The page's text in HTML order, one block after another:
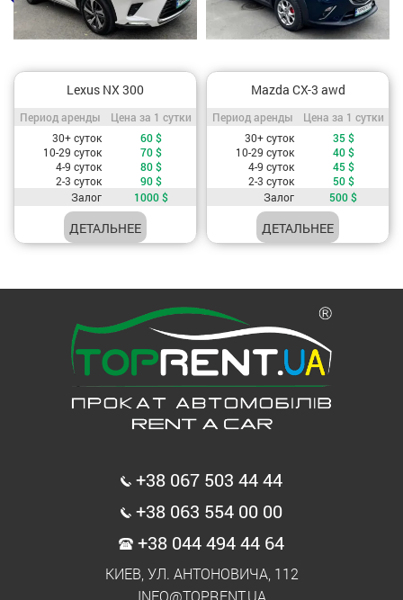
Lexus NX 300
Период аренды / Цена за 1 сутки
Период аренды
Цена за 1 сутки
Стоимость, в зависимости от периода аренды
30+ суток 60 $
10-29 суток
70 $
4-9 суток
80 $
2-3 суток
90 $
Залог
1000 $
ДЕТАЛЬНЕЕ
Mazda CX-3 awd
Период аренды / Цена за 1 сутки
Период аренды
Цена за 1 сутки
Стоимость, в зависимости от
30+ суток 35 $
10-29 суток
40 $
4-9 суток
45 $
2-3 суток
50 $
Залог
500$
ДЕТАЛЬНЕЕ
+38 067 503 44 44
+38 063 554 00 00
+38 044 494 44 64
КИЕВ, УЛ. АНТОНОВИЧА, 112